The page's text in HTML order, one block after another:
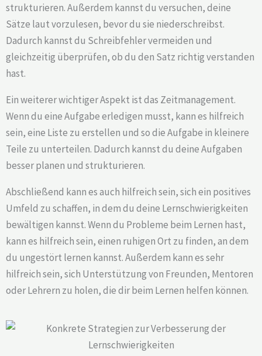
strukturieren. Außerdem kannst du versuchen, deine
Sätze laut vorzulesen, bevor du sie niederschreibst.
Dadurch kannst du Schreibfehler vermeiden und
gleichzeitig überprüfen, ob du den Satz richtig verstanden
hast.
Ein weiterer wichtiger Aspekt ist das Zeitmanagement.
Wenn du eine Aufgabe erledigen musst, kann es hilfreich
sein, eine Liste zu erstellen und so die Aufgabe in kleinere
Teile zu unterteilen. Dadurch kannst du deine Aufgaben
besser planen und strukturieren.
Abschließend kann es auch hilfreich sein, sich ein positives
Umfeld zu schaffen, in dem du deine Lernschwierigkeiten
bewältigen kannst. Wenn du Probleme beim Lernen hast,
kann es hilfreich sein, einen ruhigen Ort zu finden, an dem
du ungestört lernen kannst. Außerdem kann es sehr
hilfreich sein, sich Unterstützung von Freunden, Mentoren
oder Lehrern zu holen, die dir beim Lernen helfen können.